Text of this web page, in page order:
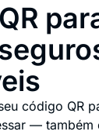
código QR
— também